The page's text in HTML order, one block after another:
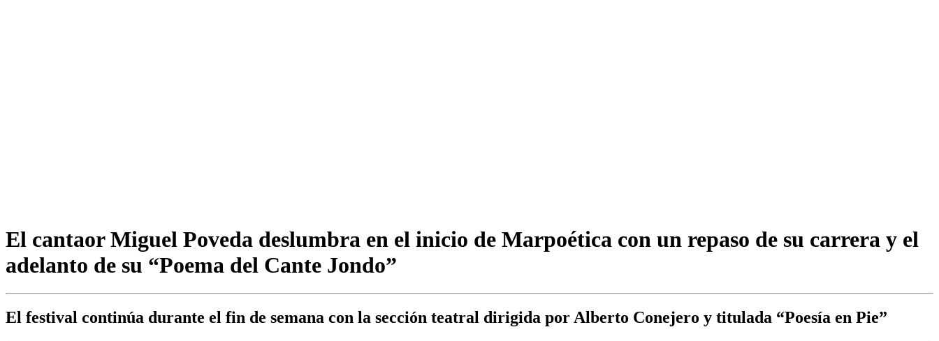
El cantaor Miguel Poveda deslumbra en el inicio de Marpoética con un repaso de su carrera y el
adelanto de su “Poema del Cante Jondo”
El festival continúa durante el fin de semana con la sección teatral dirigida por Alberto Conejero y titulada “Poesía en Pie”